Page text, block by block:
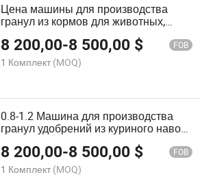
Цена машины для производства
гранул из кормов для животных,
древесного топлива, органических
удобрений, гранулятор для
животного навоза
8 200,00-8 500,00 $ FOB
1 Комплект (MOQ)
0.8-1.2 Машина для производства
гранул удобрений из куриного навоза
и линия по производству гранул
органических удобрений
8 200,00-8 500,00 $ FOB
1 Комплект (MOQ)